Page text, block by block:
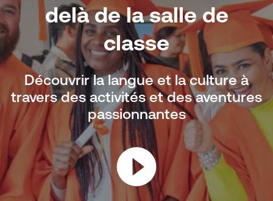
delà de la salle de
classe
Découvrir la langue et la culture à
travers des activités et des aventures
passionnantes